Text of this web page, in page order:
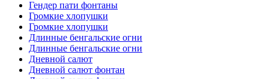
Гендер пати фонтаны
Громкие хлопушки
Громкие хлопушки
Длинные бенгальские огни
Длинные бенгальские огни
Дневной салют
Дневной салют фонтан